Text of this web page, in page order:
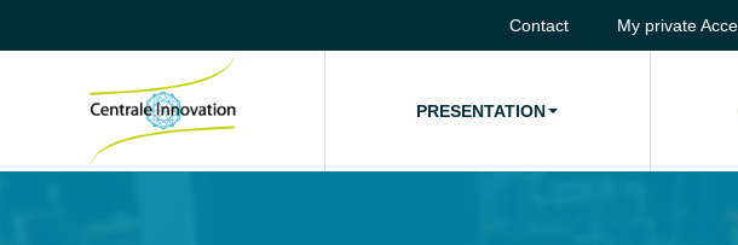
Contact My private
HOME PRESENTATION